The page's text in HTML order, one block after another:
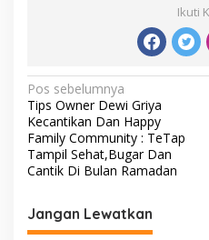
Ikuti
Navigasi
pos
Pos sebelumnya
Tips Owner Dewi Griya
Kecantikan Dan Happy
Family Community : TeTap
Tampil Sehat,Bugar Dan
Cantik Di Bulan Ramadan
Jangan Lewatkan